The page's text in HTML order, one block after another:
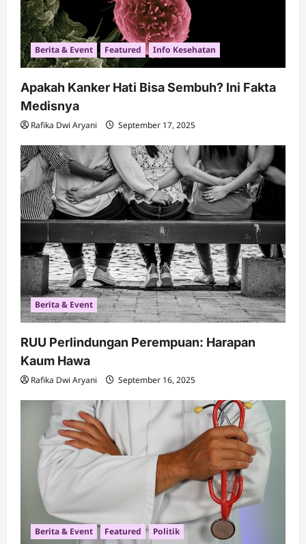
Berita & Event Featured Info Kesehatan
Apakah Kanker Hati Bisa Sembuh? Ini Fakta
Medisnya
Rafika Dwi Aryani September 17, 2025
Berita & Event
RUU Perlindungan Perempuan: Harapan
Kaum Hawa
Rafika Dwi Aryani September 16, 2025
Berita & Event Featured Politik